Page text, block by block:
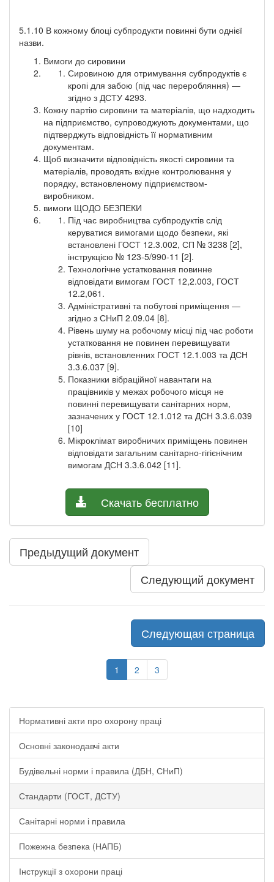
5.1.10 В кожному блоці субпродукти повинні бути однієї
назви.
Вимоги до сировини
Сировиною для отримування субпродуктів є
кропі для забою (під час переробляння) —
згідно з ДСТУ 4293.
Кожну партію сировини та матеріалів, що надходить
на підприємство, супроводжують документами, що
підтверджуть відповідність її нормативним
документам.
Щоб визначити відповідність якості сировини та
матеріалів, проводять вхідне контролювання у
порядку, встановленому підприємством-
виробником.
вимоги ЩОДО БЕЗПЕКИ
Під час виробництва субпродуктів слід
керуватися вимогами щодо безпеки, які
встановлені ГОСТ 12.3.002, СП № 3238 [2],
інструкцією № 123-5/990-11 [2].
Технологічне устатковання повинне
відповідати вимогам ГОСТ 12,2.003, ГОСТ
12.2,061.
Адміністративні та побутові приміщення —
згідно з СНиП 2.09.04 [8].
Рівень шуму на робочому місці під час роботи
устатковання не повинен перевищувати
рівнів, встановленних ГОСТ 12.1.003 та ДСН
3.3.6.037 [9].
Показники вібраційної навантаги на
працівників у межах робочого місця не
повинні перевищувати санітарних норм,
зазначених у ГОСТ 12.1.012 та ДСН 3.3.6.039
[10]
Мікроклімат виробничих приміщень повинен
відповідати загальним санітарно-гігієнічним
вимогам ДСН 3.3.6.042 [11].
Скачать бесплатно
Предыдущий документ
Следующий документ
Следующая страница
1 2 3
Нормативні акти про охорону праці
Основні законодавчі акти
Будівельні норми і правила (ДБН, СНиП)
Стандарти (ГОСТ, ДСТУ)
Санітарні норми і правила
Пожежна безпека (НАПБ)
Інструкції з охорони праці